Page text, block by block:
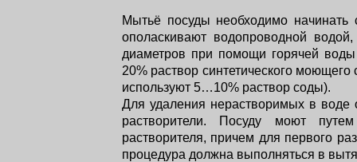
Мытьё посуды необходимо начинать
ополаскивают водопроводной
диаметров при помощи горячей
20% раствор синтетического
используют 5…10% раствор соды).
Для удаления нерастворимых в воде
растворители. Посуду моют
растворителя, причем для первого
процедура должна выполняться в